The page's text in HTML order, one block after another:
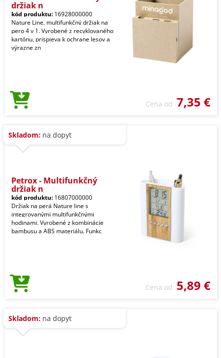
držiak n
kód produktu: 16928000000
Nature Line, multifunkčný držiak na
pero 4 v 1. Vyrobené z recyklovaného
kartónu, prispieva k ochrane lesov a
výrazne zn
Cena od 7,35 €
Skladom: na dopyt
Petrox - Multifunkčný
držiak n
kód produktu: 16807000000
Držiak na perá Nature line s
integrovanými multifunkčnými
hodinami. Vyrobené z kombinácie
bambusu a ABS materiálu. Funkc
Cena od 5,89 €
Skladom: na dopyt